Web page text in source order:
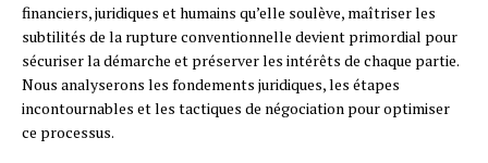
financiers, juridiques et humains qu’elle soulève, maîtriser les
subtilités de la rupture conventionnelle devient primordial pour
sécuriser la démarche et préserver les intérêts de chaque partie.
Nous analyserons les fondements juridiques, les étapes
incontournables et les tactiques de négociation pour optimiser
ce processus.